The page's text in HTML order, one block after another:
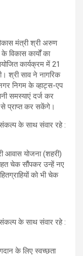
मंत्री श्री अरुण
कार्यों का
कार्यक्रम में 21
श्री साव ने नागरिक
निगम के व्हाट्स-एप
समस्याएं दर्ज कर
प्राप्त कर सकेंगे।
आवास योजना (शहरी)
चेक सौंपकर उन्हें नए
को भी चेक
के लिए स्वच्छता